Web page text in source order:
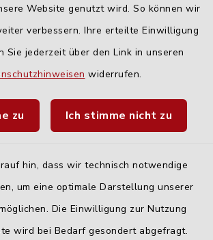
Website genutzt wird. So können wir
verbessern. Ihre erteilte Einwilligung
Sie jederzeit über den Link in unseren
widerrufen.
zu Ich stimme nicht zu
hin, dass wir technisch notwendige
um eine optimale Darstellung unserer
Die Einwilligung zur Nutzung
wird bei Bedarf gesondert abgefragt.
DING